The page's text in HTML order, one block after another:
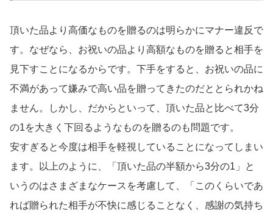
頂いた品より高価なものを贈るのは明らかにマナー違反で
す。なぜなら、お祝いの品より高額なものを贈ると相手を
見下すことになるからです。下手をすると、お祝いの品に
不満があって嫌みで高い品を贈ってきたのだととられかね
ません。しかし、だからといって、頂いた品と比べて3分
の1を大きく下回るようなものを贈るのも問題です。
安すぎると今度は相手を軽視していることになってしまい
ます。以上のように、「頂いた品の半額から3分の1」と
いうのはさまざまなケースを考慮して、「このくらいであ
れば贈られた相手が不快に感じることなく、感謝の気持ち